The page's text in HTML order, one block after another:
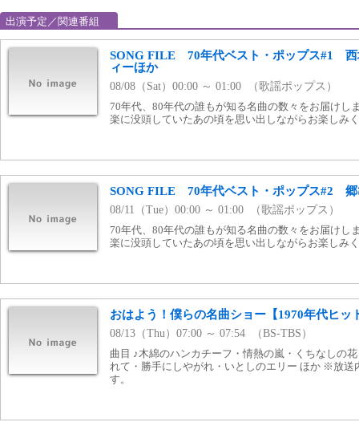
出演予定／関連番組
SONG FILE 70年代ベスト・ポップス#1 西
ィーほか
08/08（Sat）00:00 ～ 01:00 （歌謡ポップス）
70年代、80年代の誰もが知る名曲の数々をお届けし
楽に没頭していたあの頃を思い出しながらお楽しみ
SONG FILE 70年代ベスト・ポップス#2 郷
08/11（Tue）00:00 ～ 01:00 （歌謡ポップス）
70年代、80年代の誰もが知る名曲の数々をお届けし
楽に没頭していたあの頃を思い出しながらお楽しみ
おはよう！僕らの名曲ショー【1970年代ヒッ
08/13（Thu）07:00 ～ 07:54 （BS-TBS）
曲目 ♪木綿のハンカチーフ・情熱の嵐・くちなしの
れて・勝手にしやがれ・いとしのエリー ほか ※放送
す。